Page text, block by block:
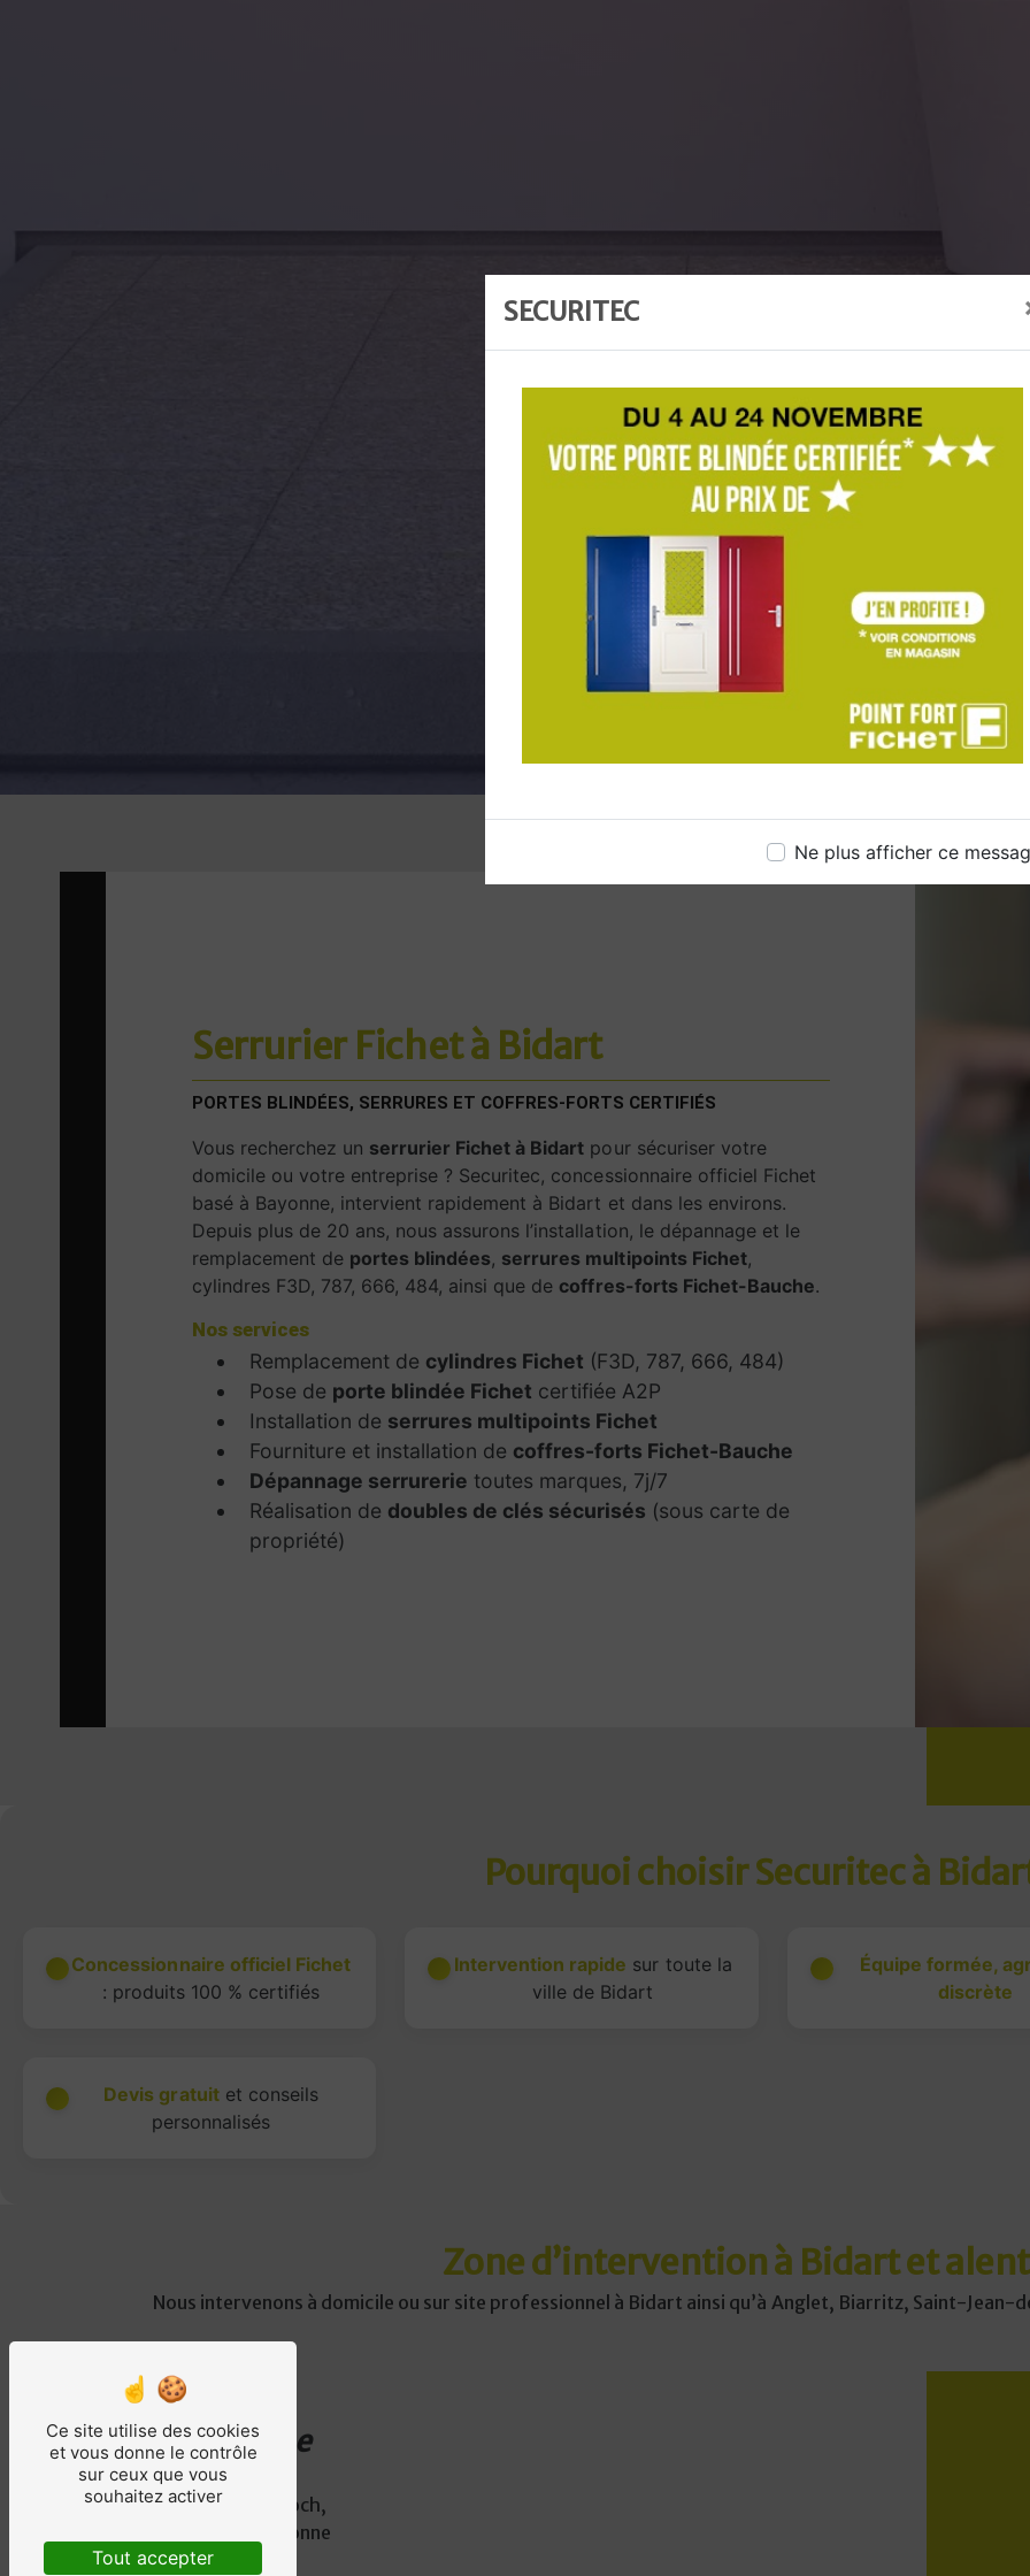
SECURITEC
Ne plus afficher ce
Serrurier Fichet à Bidart
PORTES BLINDÉES, SERRURES ET COFFRES-FORTS CERTIFIÉS
Vous recherchez un serrurier Fichet à Bidart pour sécuriser votre
domicile ou votre entreprise ? Securitec, concessionnaire officiel Fichet
basé à Bayonne, intervient rapidement à Bidart et dans les environs.
Depuis plus de 20 ans, nous assurons l’installation, le dépannage et le
remplacement de portes blindées, serrures multipoints Fichet,
cylindres F3D, 787, 666, 484, ainsi que de coffres-forts Fichet-Bauche.
Nos services
Remplacement de cylindres Fichet (F3D, 787, 666, 484)
Pose de porte blindée Fichet certifiée A2P
Installation de serrures multipoints Fichet
Fourniture et installation de coffres-forts Fichet-Bauche
Dépannage serrurerie toutes marques, 7j/7
Réalisation de doubles de clés sécurisés (sous carte de
propriété)
Pourquoi choisir Securitec à
Concessionnaire officiel Fichet
: produits 100 % certifiés
Intervention rapide sur toute la
ville de Bidart
Équipe formée,
discrète
Devis gratuitet conseils
personnalisés
Zone d’intervention à Bidart et
Nous intervenons à domicile ou sur site professionnel à Bidart ainsi qu’à Anglet, Biarritz, Saint-Jean-
Adresse
18 avenue
Maréchal Foch,
64100 Bayonne
Ce site utilise des cookies
et vous donne le contrôle
sur ceux que vous
souhaitez activer
Tout accepter